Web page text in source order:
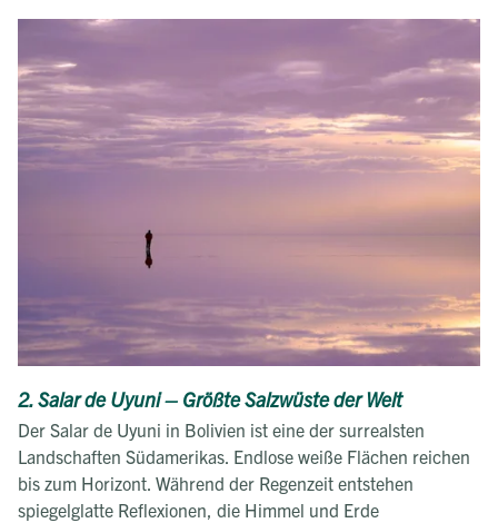
2. Salar de Uyuni – Größte Salzwüste der Welt
Der Salar de Uyuni in Bolivien ist eine der surrealsten
Landschaften Südamerikas. Endlose weiße Flächen reichen
bis zum Horizont. Während der Regenzeit entstehen
spiegelglatte Reflexionen, die Himmel und Erde